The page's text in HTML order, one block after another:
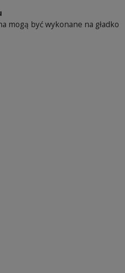
mogą być wykonane na gładko